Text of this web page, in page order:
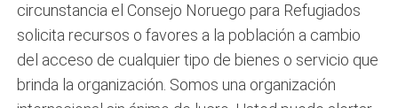
circunstancia el Consejo Noruego para Refugiados
solicita recursos o favores a la población a cambio
del acceso de cualquier tipo de bienes o servicio que
brinda la organización. Somos una organización